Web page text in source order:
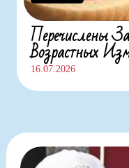
Перечислены
Возрастных
16.07.2026